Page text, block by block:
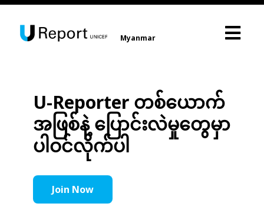
Myanmar
U-Reporter တစ်ယောက်
အဖြစ်နဲ့ ပြောင်းလဲမှုတွေမှာ
ပါဝင်လိုက်ပါ
Join Now